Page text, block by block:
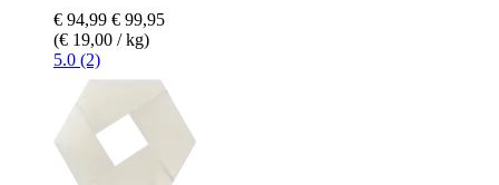
€ 94,99 € 99,95
(€ 19,00 / kg)
5.0 (2)